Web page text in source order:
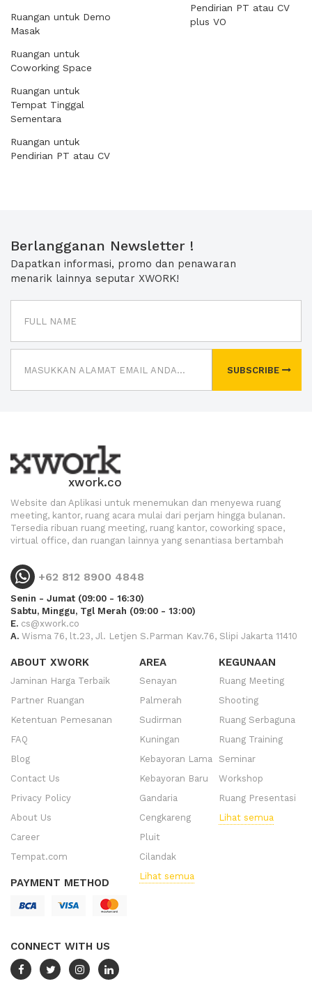
Ruangan untuk Demo
Masak
Ruangan untuk
Coworking Space
Ruangan untuk
Tempat Tinggal
Sementara
Ruangan untuk
Pendirian PT atau CV
Pendirian PT atau CV
plus VO
Berlangganan Newsletter !
Dapatkan informasi, promo dan penawaran
menarik lainnya seputar XWORK!
SUBSCRIBE
xwork.co
Website dan Aplikasi untuk menemukan dan menyewa ruang
meeting, kantor, ruang acara mulai dari perjam hingga bulanan.
Tersedia ribuan ruang meeting, ruang kantor, coworking space,
virtual office, dan ruangan lainnya yang senantiasa bertambah
+62 812 8900 4848
Senin - Jumat (09:00 - 16:30)
Sabtu, Minggu, Tgl Merah (09:00 - 13:00)
E. cs@xwork.co
A. Wisma 76, lt.23, Jl. Letjen S.Parman Kav.76, Slipi Jakarta 11410
ABOUT XWORK
Jaminan Harga Terbaik
Partner Ruangan
Ketentuan Pemesanan
FAQ
Blog
Contact Us
Privacy Policy
About Us
Career
Tempat.com
PAYMENT METHOD
CONNECT WITH US
AREA
Senayan
Palmerah
Sudirman
Kuningan
Kebayoran Lama
Kebayoran Baru
Gandaria
Cengkareng
Pluit
Cilandak
Lihat semua
KEGUNAAN
Ruang Meeting
Shooting
Ruang Serbaguna
Ruang Training
Seminar
Workshop
Ruang Presentasi
Lihat semua